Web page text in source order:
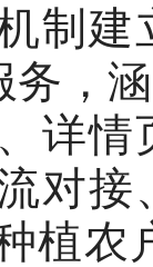
制
务，
详
对
植农